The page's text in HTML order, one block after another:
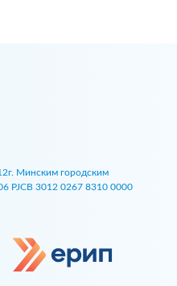
Минским городским
PJCB 3012 0267 8310 0000